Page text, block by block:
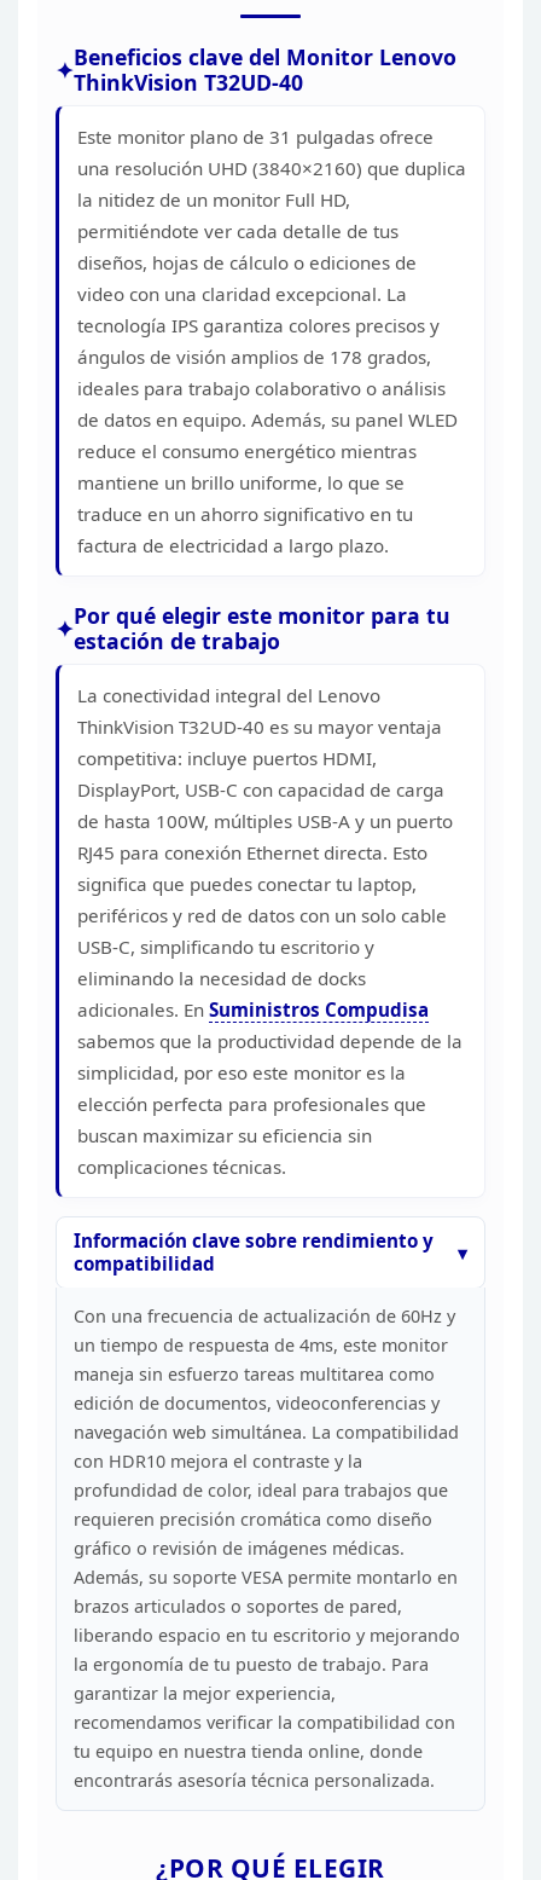
TIPO DE FUENTE DE ENERGIA
CONSUMO
DIMENSIONES
714.2 x 218.0
PESO
Beneficios clave del Monitor Lenovo
ThinkVision T32UD-40
Este monitor plano de 31 pulgadas ofrece
una resolución UHD (3840×2160) que duplica
la nitidez de un monitor Full HD,
permitiéndote ver cada detalle de tus
diseños, hojas de cálculo o ediciones de
video con una claridad excepcional. La
tecnología IPS garantiza colores precisos y
ángulos de visión amplios de 178 grados,
ideales para trabajo colaborativo o análisis
de datos en equipo. Además, su panel WLED
reduce el consumo energético mientras
mantiene un brillo uniforme, lo que se
traduce en un ahorro significativo en tu
factura de electricidad a largo plazo.
Por qué elegir este monitor para tu
estación de trabajo
La conectividad integral del Lenovo
ThinkVision T32UD-40 es su mayor ventaja
competitiva: incluye puertos HDMI,
DisplayPort, USB-C con capacidad de carga
de hasta 100W, múltiples USB-A y un puerto
RJ45 para conexión Ethernet directa. Esto
significa que puedes conectar tu laptop,
periféricos y red de datos con un solo cable
USB-C, simplificando tu escritorio y
eliminando la necesidad de docks
adicionales. En Suministros Compudisa
sabemos que la productividad depende de la
simplicidad, por eso este monitor es la
elección perfecta para profesionales que
buscan maximizar su eficiencia sin
complicaciones técnicas.
Información clave sobre rendimiento y
compatibilidad
Con una frecuencia de actualización de 60Hz y
un tiempo de respuesta de 4ms, este monitor
maneja sin esfuerzo tareas multitarea como
edición de documentos, videoconferencias y
navegación web simultánea. La compatibilidad
con HDR10 mejora el contraste y la
profundidad de color, ideal para trabajos que
requieren precisión cromática como diseño
gráfico o revisión de imágenes médicas.
Además, su soporte VESA permite montarlo en
brazos articulados o soportes de pared,
liberando espacio en tu escritorio y mejorando
la ergonomía de tu puesto de trabajo. Para
garantizar la mejor experiencia,
recomendamos verificar la compatibilidad con
tu equipo en nuestra tienda online, donde
encontrarás asesoría técnica personalizada.
¿POR QUÉ ELEGIR